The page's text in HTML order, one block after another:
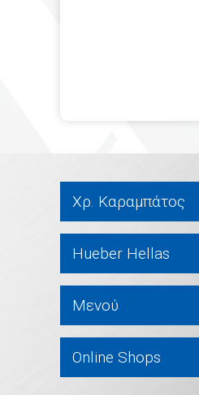
Χρ. Καραμπάτος
Hueber Hellas
Μενού
Online Shops